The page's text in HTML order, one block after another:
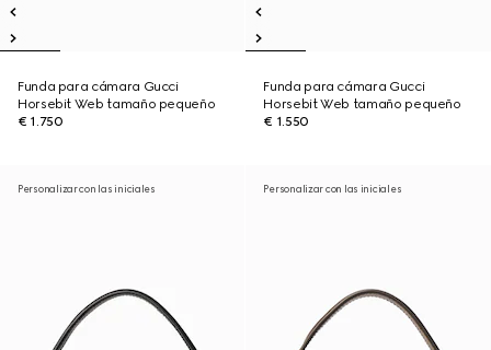
Funda para cámara Gucci
Horsebit Web tamaño pequeño
€ 1.750
Funda para cámara Gucci
Horsebit Web tamaño pequeño
€ 1.550
Personalizar con las iniciales Personalizar con las iniciales